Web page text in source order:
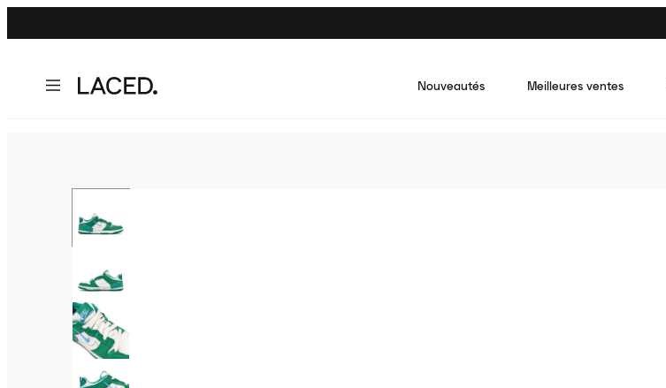
Nouveautés Meilleures ventes